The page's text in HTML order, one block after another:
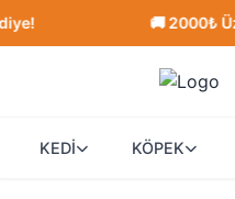
🚚 2000₺ Üzeri
KEDİ KÖPEK